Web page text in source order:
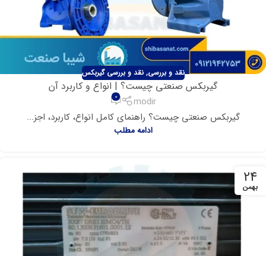
نقد و بررسی,نقد و بررسی گیربکس
گیربکس صنعتی چیست؟ | انواع و کاربرد آن
modir
0
گیربکس صنعتی چیست؟ راهنمای کامل انواع، کاربرد، اجز...
ادامه مطلب
24
بهمن